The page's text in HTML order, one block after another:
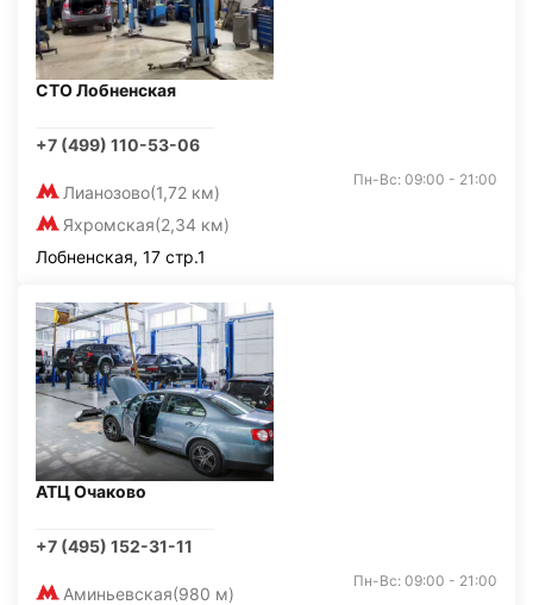
СТО Лобненская
+7 (499) 110-53-06
Лианозово(1,72 км)
Яхромская(2,34 км)
Пн-Вс: 09:00 - 21:00
Лобненская, 17 стр.1
АТЦ Очаково
+7 (495) 152-31-11
Аминьевская(980 м)
Пн-Вс: 09:00 - 21:00